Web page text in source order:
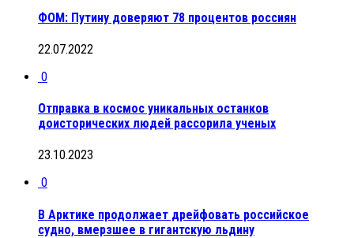
ФОМ: Путину доверяют 78 процентов россиян
22.07.2022
0
Отправка в космос уникальных останков
доисторических людей рассорила ученых
23.10.2023
0
В Арктике продолжает дрейфовать российское
судно, вмерзшее в гигантскую льдину